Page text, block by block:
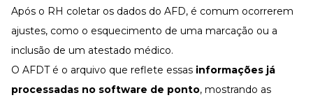
Após o RH coletar os dados do AFD, é comum ocorrerem
ajustes, como o esquecimento de uma marcação ou a
inclusão de um atestado médico.
O AFDT é o arquivo que reflete essas informações já
processadas no software de ponto, mostrando as